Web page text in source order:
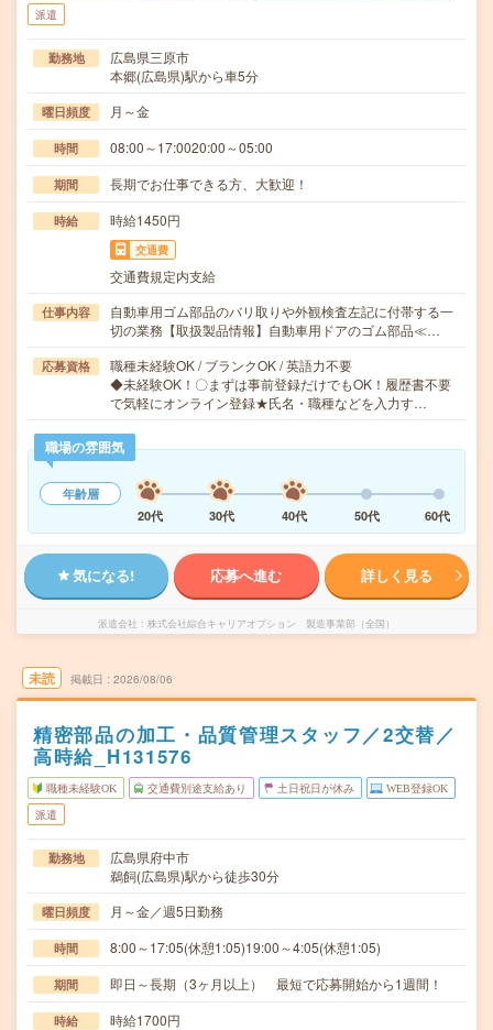
派遣
勤務地
広島県三原市
本郷(広島県)駅から車5分
曜日頻度 月～金
時間 08:00～17:0020:00～05:00
期間 長期でお仕事できる方、大歓迎！
時給 時給1450円
交通費
交通費規定内支給
仕事内容
自動車用ゴム部品のバリ取りや外観検査左記に付帯する一
切の業務【取扱製品情報】自動車用ドアのゴム部品≪…
応募資格
職種未経験OK / ブランクOK / 英語力不要
◆未経験OK！〇まずは事前登録だけでもOK！履歴書不要
で気軽にオンライン登録★氏名・職種などを入力す…
職場の雰囲気
年齢層
20代
30代 40代 50代 60代
気になる! 応募へ進む 詳しく見る
派遣会社 株式会社綜合キャリアオプション 製造事業部（全国）
未読 掲載日 2026/08/06
精密部品の加工・品質管理スタッフ／2交替／
高時給_H131576
職種未経験OK 交通費別途支給あり 土日祝日が休み WEB登録OK
派遣
勤務地
広島県府中市
鵜飼(広島県)駅から徒歩30分
曜日頻度 月～金／週5日勤務
時間 8:00～17:05(休憩1:05)19:00～4:05(休憩1:05)
期間 即日～長期（3ヶ月以上） 最短で応募開始から1週間！
時給 時給1700円